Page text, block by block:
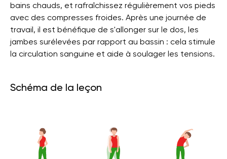
bains chauds, et rafraîchissez régulièrement vos pieds
avec des compresses froides. Après une journée de
travail, il est bénéfique de s'allonger sur le dos, les
jambes surélevées par rapport au bassin : cela stimule
la circulation sanguine et aide à soulager les tensions.
Schéma de la leçon